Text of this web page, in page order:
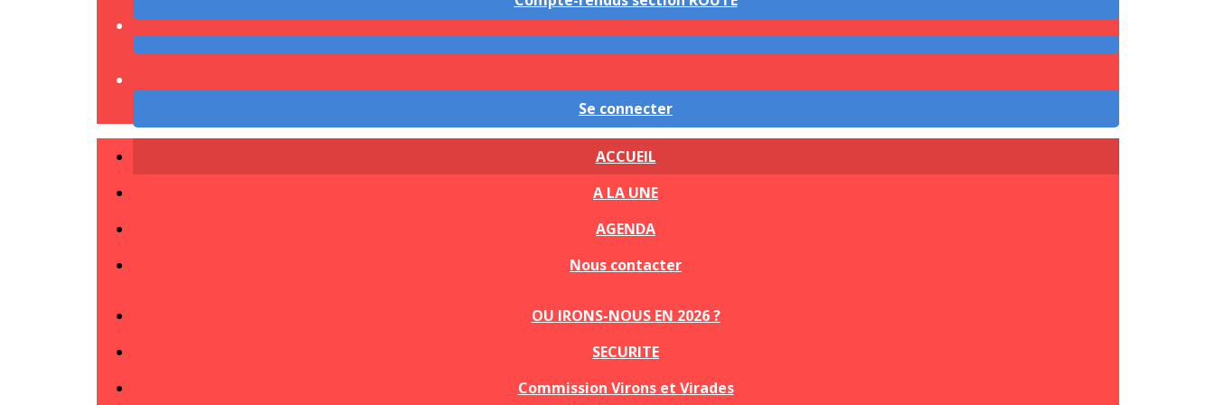
Se connecter
ACCUEIL
A LA UNE
AGENDA
Nous contacter
OU IRONS-NOUS EN 2026 ?
SECURITE
Commission Virons et Virades